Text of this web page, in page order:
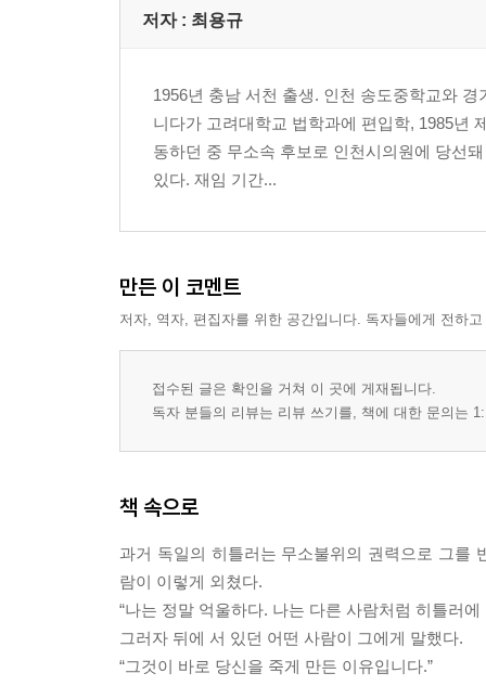
노력 없이 저절로 좋아지는 것은 없다
공부에 매달렸던 신입 행원 시절
선택에 후회는 없다
배수진 치는 인생
날치기범을 석방한 검사시보
크리스마스에 보낸 26통의 편지
볼펜과 전화기만으로 충분한 직업
결심, 그리고 특별한 인연
5장 승리의 비밀
상대를 인정해야 변할 수 있다
거지와의 겸상
6장 주민과 구청이 하나 되는 힘
노점상 파라솔마다 걸린 선거 홍보물
구청장이 뭐하는 자리이지?
물난리 현장에서 얻은 깨달음
저자 : 최용규
1956년 충남 서천 출생. 인천 송도중학교와
니다가 고려대학교 법학과에 편입학, 1985년
동하던 중 무소속 후보로 인천시의원에 당선
있다. 재임 기간...
만든 이 코멘트
저자, 역자, 편집자를 위한 공간입니다. 독자들에게 전하
접수된 글은 확인을 거쳐 이 곳에 게재됩니다.
독자 분들의 리뷰는 리뷰 쓰기를, 책에 대한 문의는
책 속으로
과거 독일의 히틀러는 무소불위의 권력으로 그를
람이 이렇게 외쳤다.
“나는 정말 억울하다. 나는 다른 사람처럼 히틀러
그러자 뒤에 서 있던 어떤 사람이 그에게 말했다.
“그것이 바로 당신을 죽게 만든 이유입니다.”